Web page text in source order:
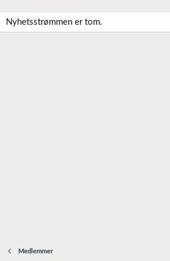
Nyhetsstrømmen er tom.
Medlemmer